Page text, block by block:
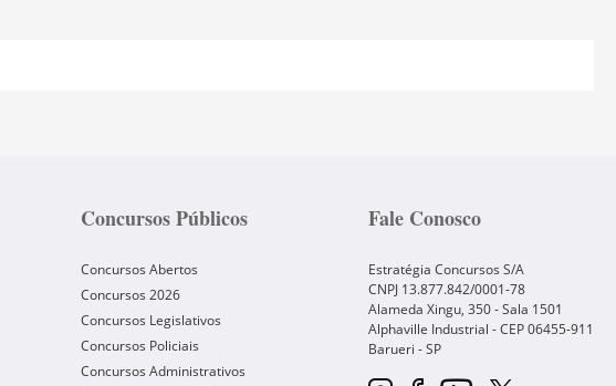
Concursos Públicos
Concursos Abertos
Concursos 2026
Concursos Legislativos
Concursos Policiais
Concursos Administrativos
Fale Conosco
Estratégia Concursos S/A
CNPJ 13.877.842/0001-78
Alameda Xingu, 350 - Sala 1501
Alphaville Industrial - CEP06455-911
Barueri -SP